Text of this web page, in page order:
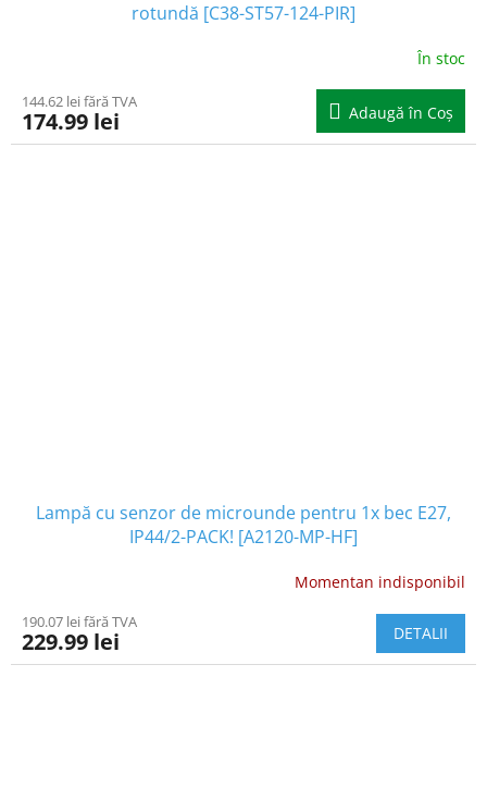
rotundă [C38-ST57-124-PIR]
În stoc
144.62 lei fără TVA
174.99 lei Adaugă în Coş
Lampă cu senzor de microunde pentru 1x bec E27,
IP44/2-PACK! [A2120-MP-HF]
Momentan indisponibil
190.07 lei fără TVA
229.99 lei DETALII